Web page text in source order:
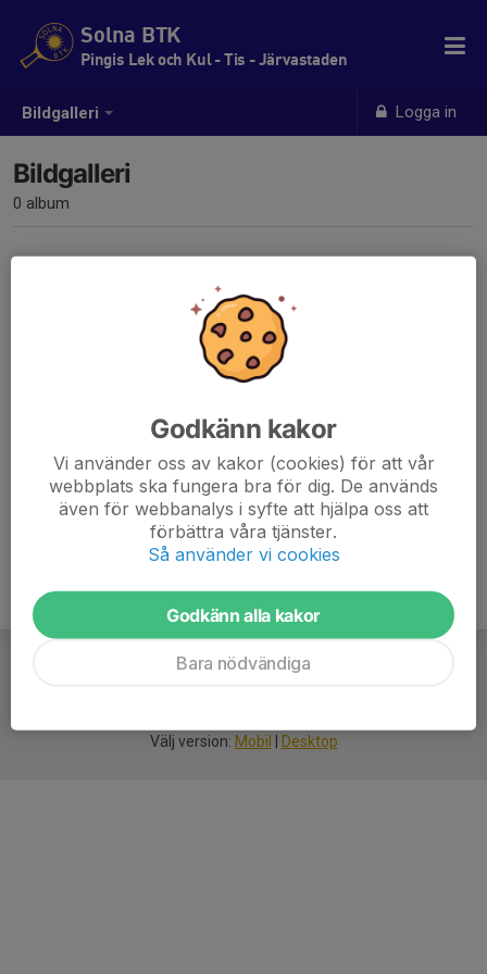
Bildgalleri Logga in
Solna BTK
Pingis Lek och Kul - Tis - Järvastaden
Bildgalleri
0 album
Inga album skapade
Välj version: Mobil Desktop
Godkänn kakor
Vi använder oss av kakor (cookies) för att vår
webbplats ska fungera bra för dig. De används
även för webbanalys i syfte att hjälpa oss att
förbättra våra tjänster.
Så använder vi cookies
Godkänn alla kakor
Bara nödvändiga